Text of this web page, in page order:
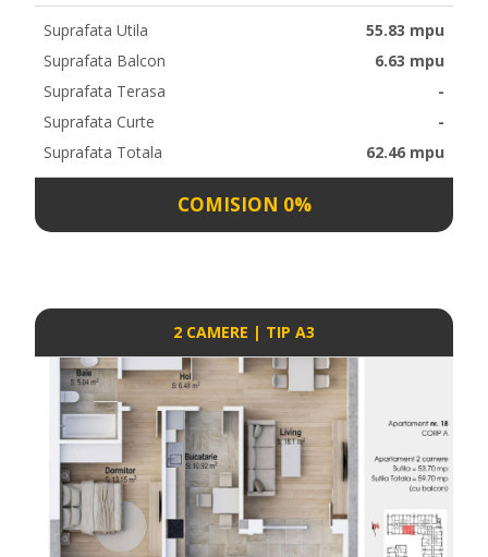
Suprafata Utila
Suprafata Balcon
Suprafata Terasa
Suprafata Curte
Suprafata Totala
55.83 mpu
6.63 mpu
-
-
62.46 mpu
COMISION 0%
2 CAMERE | TIP A3